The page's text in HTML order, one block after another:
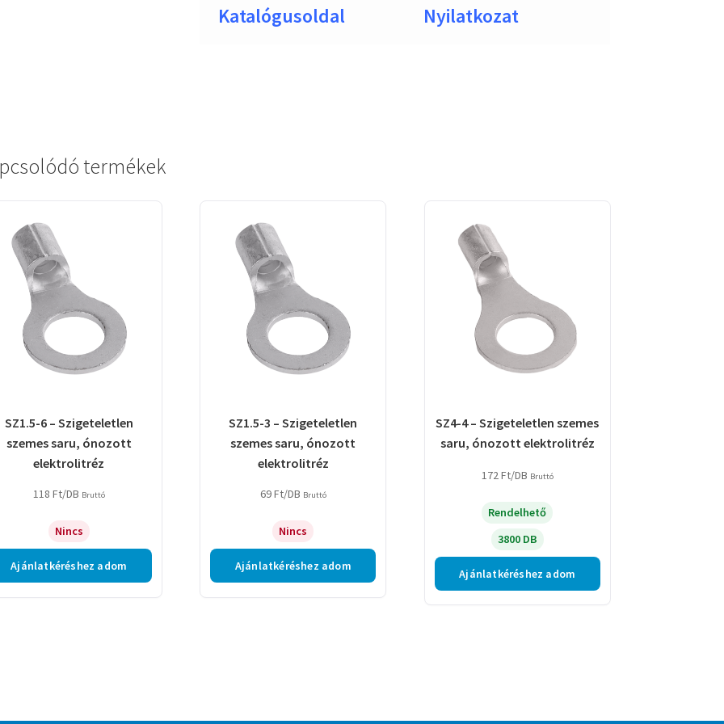
Katalógusoldal Nyilatkozat
termékek
SZ1.5-6 – Szigeteletlen
szemes saru, ónozott
elektrolitréz
118 Ft/DB Bruttó
Nincs
Ajánlatkéréshez adom
SZ1.5-3 – Szigeteletlen
szemes saru, ónozott
elektrolitréz
69Ft/DB Bruttó
Nincs
Ajánlatkéréshez adom
SZ4-4 – Szigeteletlen szemes
saru, ónozott elektrolitréz
172Ft/DB Bruttó
Rendelhető
3800 DB
Ajánlatkéréshez adom